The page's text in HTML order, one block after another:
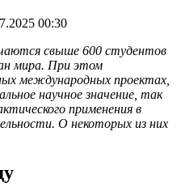
00:30
свыше 600 студентов
мира. При этом
международных проектах,
научное значение, так
применения в
О некоторых из них